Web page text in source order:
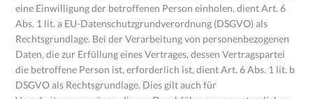
eine Einwilligung der betroffenen Person einholen, dient Art. 6
Abs. 1 lit. a EU-Datenschutzgrundverordnung (DSGVO) als
Rechtsgrundlage. Bei der Verarbeitung von personenbezogenen
Daten, die zur Erfüllung eines Vertrages, dessen Vertragspartei
die betroffene Person ist, erforderlich ist, dient Art. 6 Abs. 1 lit. b
DSGVO als Rechtsgrundlage. Dies gilt auch für